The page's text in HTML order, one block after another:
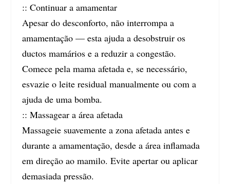
:: Continuar a amamentar
Apesar do desconforto, não interrompa a
amamentação — esta ajuda a desobstruir os
ductos mamários e a reduzir a congestão.
Comece pela mama afetada e, se necessário,
esvazie o leite residual manualmente ou com a
ajuda de uma bomba.
:: Massagear a área afetada
Massageie suavemente a zona afetada antes e
durante a amamentação, desde a área inflamada
em direção ao mamilo. Evite apertar ou aplicar
demasiada pressão.